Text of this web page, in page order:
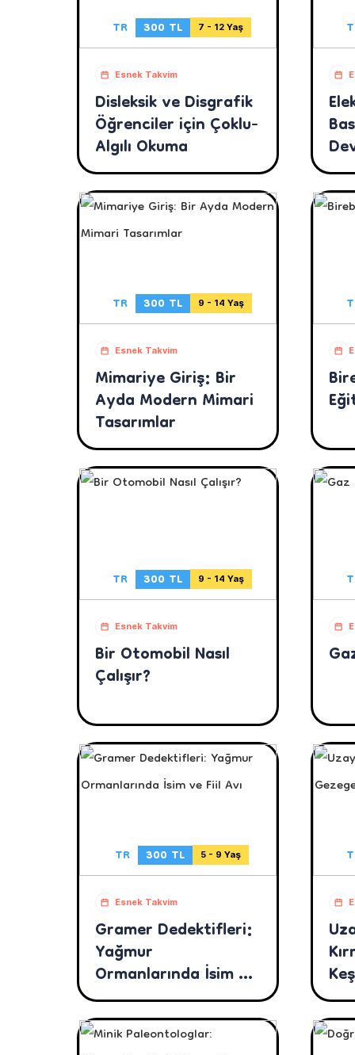
TR 300 TL 7 - 12 Yaş
Esnek Takvim
Disleksik ve Disgrafik
Öğrenciler için Çoklu-
Algılı Okuma
TR 300 TL 9 - 14 Yaş
Esnek Takvim
Mimariye Giriş: Bir
Ayda Modern Mimari
Tasarımlar
TR 300 TL 9 - 14 Yaş
Esnek Takvim
Bir Otomobil Nasıl
Çalışır?
TR 300 TL 5 - 9 Yaş
Esnek Takvim
Gramer Dedektifleri:
Yağmur
Ormanlarında İsim ve
Fiil Avı